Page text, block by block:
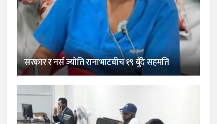
सरकार र नर्स ज्योति रानाभाटबीच १९ बुँदे सहमति